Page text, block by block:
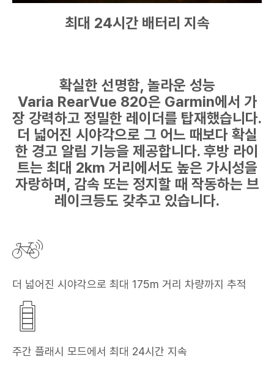
최대 24시간 배터리 지속
확실한 선명함, 놀라운 성능
Varia RearVue 820은 Garmin에서 가
장 강력하고 정밀한 레이더를 탑재했습니다.
더 넓어진 시야각으로 그 어느 때보다 확실
한 경고 알림 기능을 제공합니다. 후방 라이
트는 최대 2km 거리에서도 높은 가시성을
자랑하며, 감속 또는 정지할 때 작동하는 브
레이크등도 갖추고 있습니다.
더 넓어진 시야각으로 최대 175m 거리 차량까지 추적
주간 플래시 모드에서 최대 24시간 지속